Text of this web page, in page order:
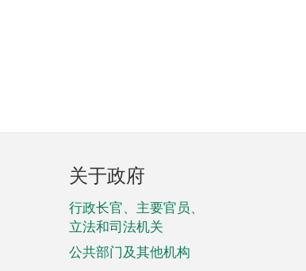
页
脚
菜
单
关于政府
行政长官、主要官员、
立法和司法机关
公共部门及其他机构